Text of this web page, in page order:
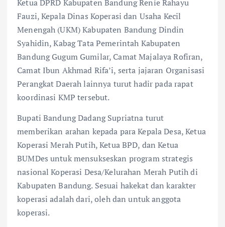
Ketua DPRD Kabupaten Bandung Renie Rahayu
Fauzi, Kepala Dinas Koperasi dan Usaha Kecil
Menengah (UKM) Kabupaten Bandung Dindin
Syahidin, Kabag Tata Pemerintah Kabupaten
Bandung Gugum Gumilar, Camat Majalaya Rofiran,
Camat Ibun Akhmad Rifa’i, serta jajaran Organisasi
Perangkat Daerah lainnya turut hadir pada rapat
koordinasi KMP tersebut.
Bupati Bandung Dadang Supriatna turut
memberikan arahan kepada para Kepala Desa, Ketua
Koperasi Merah Putih, Ketua BPD, dan Ketua
BUMDes untuk mensukseskan program strategis
nasional Koperasi Desa/Kelurahan Merah Putih di
Kabupaten Bandung. Sesuai hakekat dan karakter
koperasi adalah dari, oleh dan untuk anggota
koperasi.